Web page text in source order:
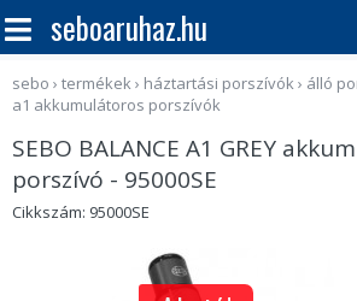
seboaruhaz.hu
sebo › termékek› háztartási porszívók› álló
a1 akkumulátoros porszívók
SEBO BALANCE A1 GREY
porszívó - 95000SE
Cikkszám: 95000SE